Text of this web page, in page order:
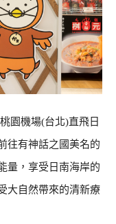
園機場(台北)直飛日
往有神話之國美名的
量，享受日南海岸的
大自然帶來的清新療